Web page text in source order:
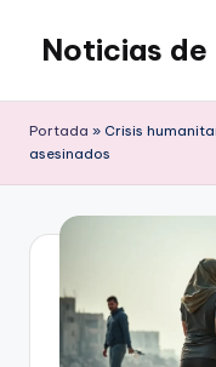
Saltar
contenido
Noticias de
Portada » Crisis
asesinados